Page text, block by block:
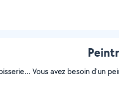
Vous avez besoin d'un